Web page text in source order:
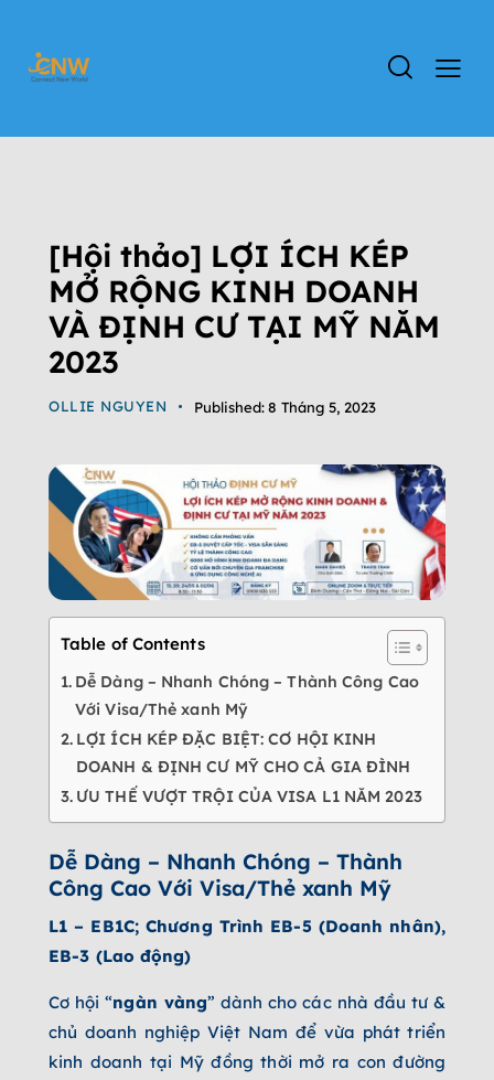
[Hội thảo] LỢI ÍCH KÉP
MỞ RỘNG KINH DOANH
VÀ ĐỊNH CƯ TẠI MỸ NĂM
2023
OLLIE NGUYEN Published: 8 Tháng 5, 2023
Table of Contents
Dễ Dàng – Nhanh Chóng – Thành Công Cao
Với Visa/Thẻ xanh Mỹ
LỢI ÍCH KÉP ĐẶC BIỆT: CƠ HỘI KINH
DOANH & ĐỊNH CƯ MỸ CHO CẢ GIA ĐÌNH
ƯU THẾ VƯỢT TRỘI CỦA VISA L1 NĂM 2023
Dễ Dàng – Nhanh Chóng – Thành
Công Cao Với Visa/Thẻ xanh Mỹ
L1 – EB1C; Chương Trình EB-5 (Doanh nhân),
EB-3 (Lao động)
Cơ hội “ngàn vàng” dành cho các nhà đầu tư &
chủ doanh nghiệp Việt Nam để vừa phát triển
kinh doanh tại Mỹ đồng thời mở ra con đường